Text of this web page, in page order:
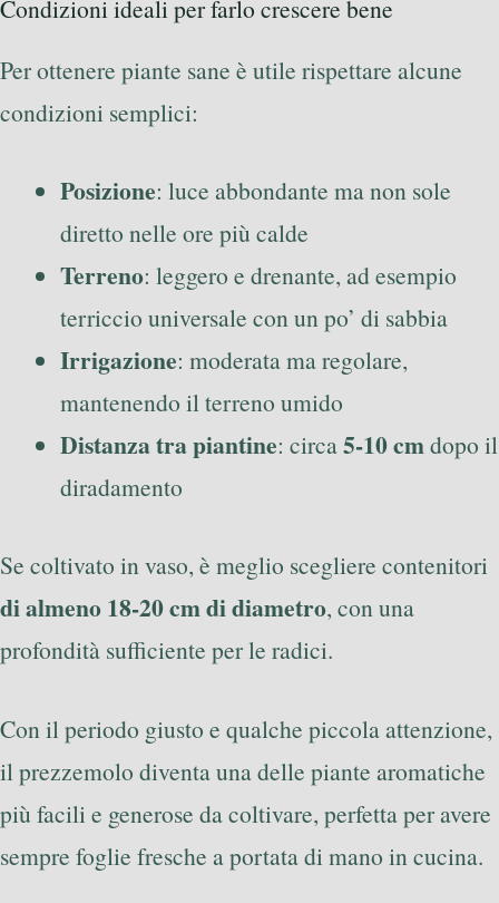
Condizioni ideali per farlo crescere bene
Per ottenere piante sane è utile rispettare alcune
condizioni semplici:
Posizione: luce abbondante ma non sole
diretto nelle ore più calde
Terreno: leggero e drenante, ad esempio
terriccio universale con un po’ di sabbia
Irrigazione: moderata ma regolare,
mantenendo il terreno umido
Distanza tra piantine: circa5-10 cmdopo il
diradamento
Se coltivato in vaso, è meglio scegliere contenitori
di almeno 18-20 cm di diametro, con una
profondità sufficiente per le radici.
Con il periodo giusto e qualche piccola attenzione,
il prezzemolo diventa una delle piante aromatiche
più facili e generose da coltivare, perfetta per avere
sempre foglie fresche a portata di mano in cucina.